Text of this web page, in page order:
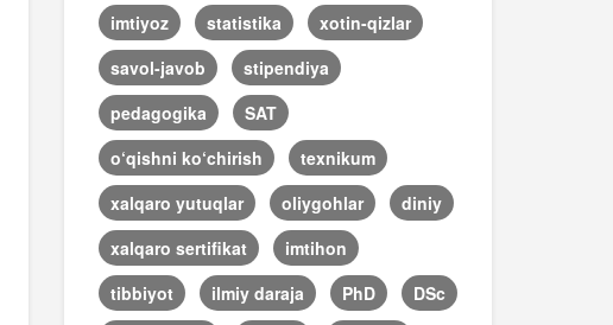
imtiyoz
statistika
xotin-qizlar
savol-javob
stipendiya
pedagogika
SAT
o‘qishni ko‘chirish
texnikum
xalqaro yutuqlar
oliygohlar
diniy
xalqaro sertifikat
imtihon
tibbiyot
ilmiy daraja PhD
DSc